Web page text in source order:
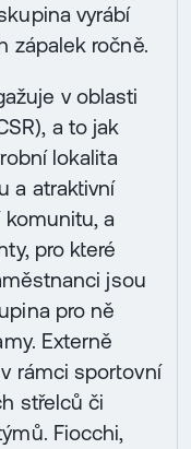
vyrábí
zápalek ročně.
v oblasti
a to jak
lokalita
a atraktivní
a
pro které
jsou
pro ně
Externě
rámci sportovní
střelců či
Fiocchi,